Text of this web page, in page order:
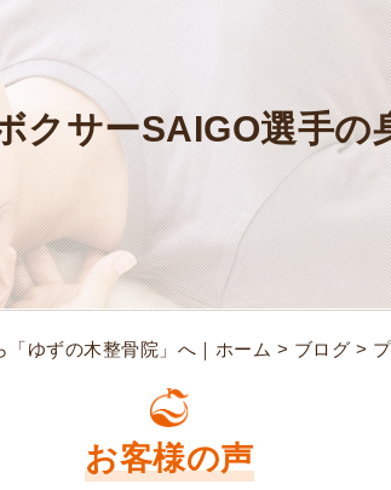
クサーSAIGO選手
ゆずの木整骨院」へ｜ホーム > ブログ >
お客様の声